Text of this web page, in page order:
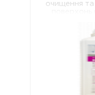
очищення та
піддони